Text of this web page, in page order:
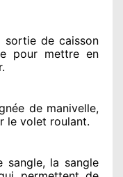
sortie de caisson
pour mettre en
de manivelle,
le volet roulant.
sangle, la sangle